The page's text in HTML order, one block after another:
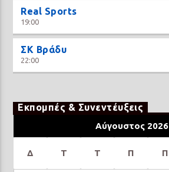
Real Sports
19:00
ΣΚ Βράδυ
22:00
Εκπομπές & Συνεντέυξεις
Αύγουστος 2026
Δ Τ Τ Π Π